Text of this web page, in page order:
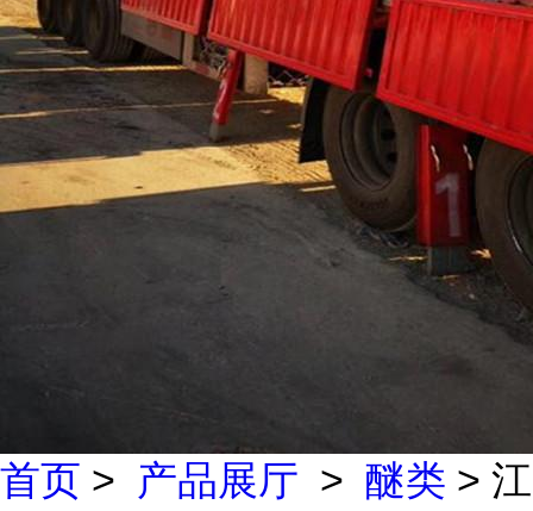
首页 > 产品展厅 > 醚类 > 江